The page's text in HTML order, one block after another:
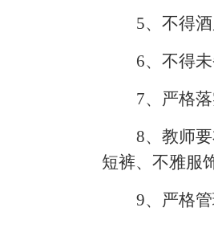
5、不得
6、不得
7、严格
8、教师
短裤、不雅服
9、严格